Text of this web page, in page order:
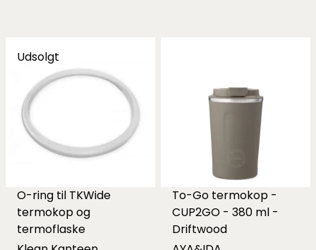
Udsolgt
O-ring til TKWide
termokop og
termoflaske
To-Go termokop -
CUP2GO - 380 ml -
Driftwood